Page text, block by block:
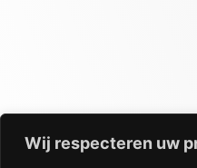
Wij respecteren uw
CATALOGI